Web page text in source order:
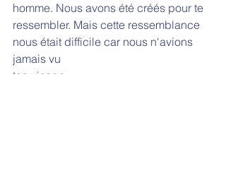
homme. Nous avons été créés pour te
ressembler. Mais cette ressemblance
nous était difficile car nous n'avions
jamais vu
ton visage.